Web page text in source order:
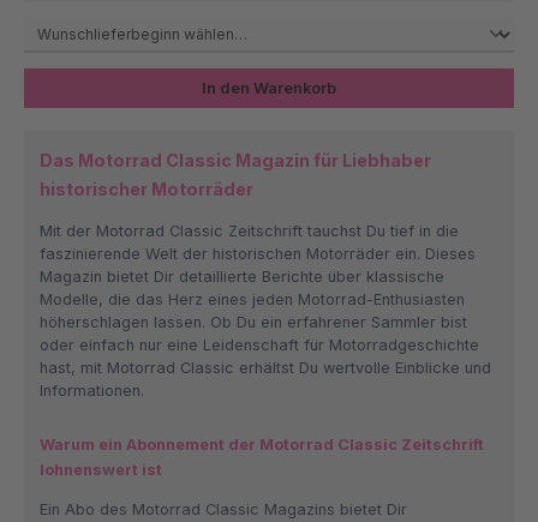
In den Warenkorb
Das Motorrad Classic Magazin für Liebhaber
historischer Motorräder
Mit der Motorrad Classic Zeitschrift tauchst Du tief in die
faszinierende Welt der historischen Motorräder ein. Dieses
Magazin bietet Dir detaillierte Berichte über klassische
Modelle, die das Herz eines jeden Motorrad-Enthusiasten
höherschlagen lassen. Ob Du ein erfahrener Sammler bist
oder einfach nur eine Leidenschaft für Motorradgeschichte
hast, mit Motorrad Classic erhältst Du wertvolle Einblicke und
Informationen.
Warum ein Abonnement der Motorrad Classic Zeitschrift
lohnenswert ist
Ein Abo des Motorrad Classic Magazins bietet Dir